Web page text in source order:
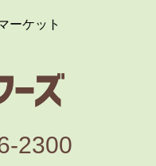
ーケット
2300